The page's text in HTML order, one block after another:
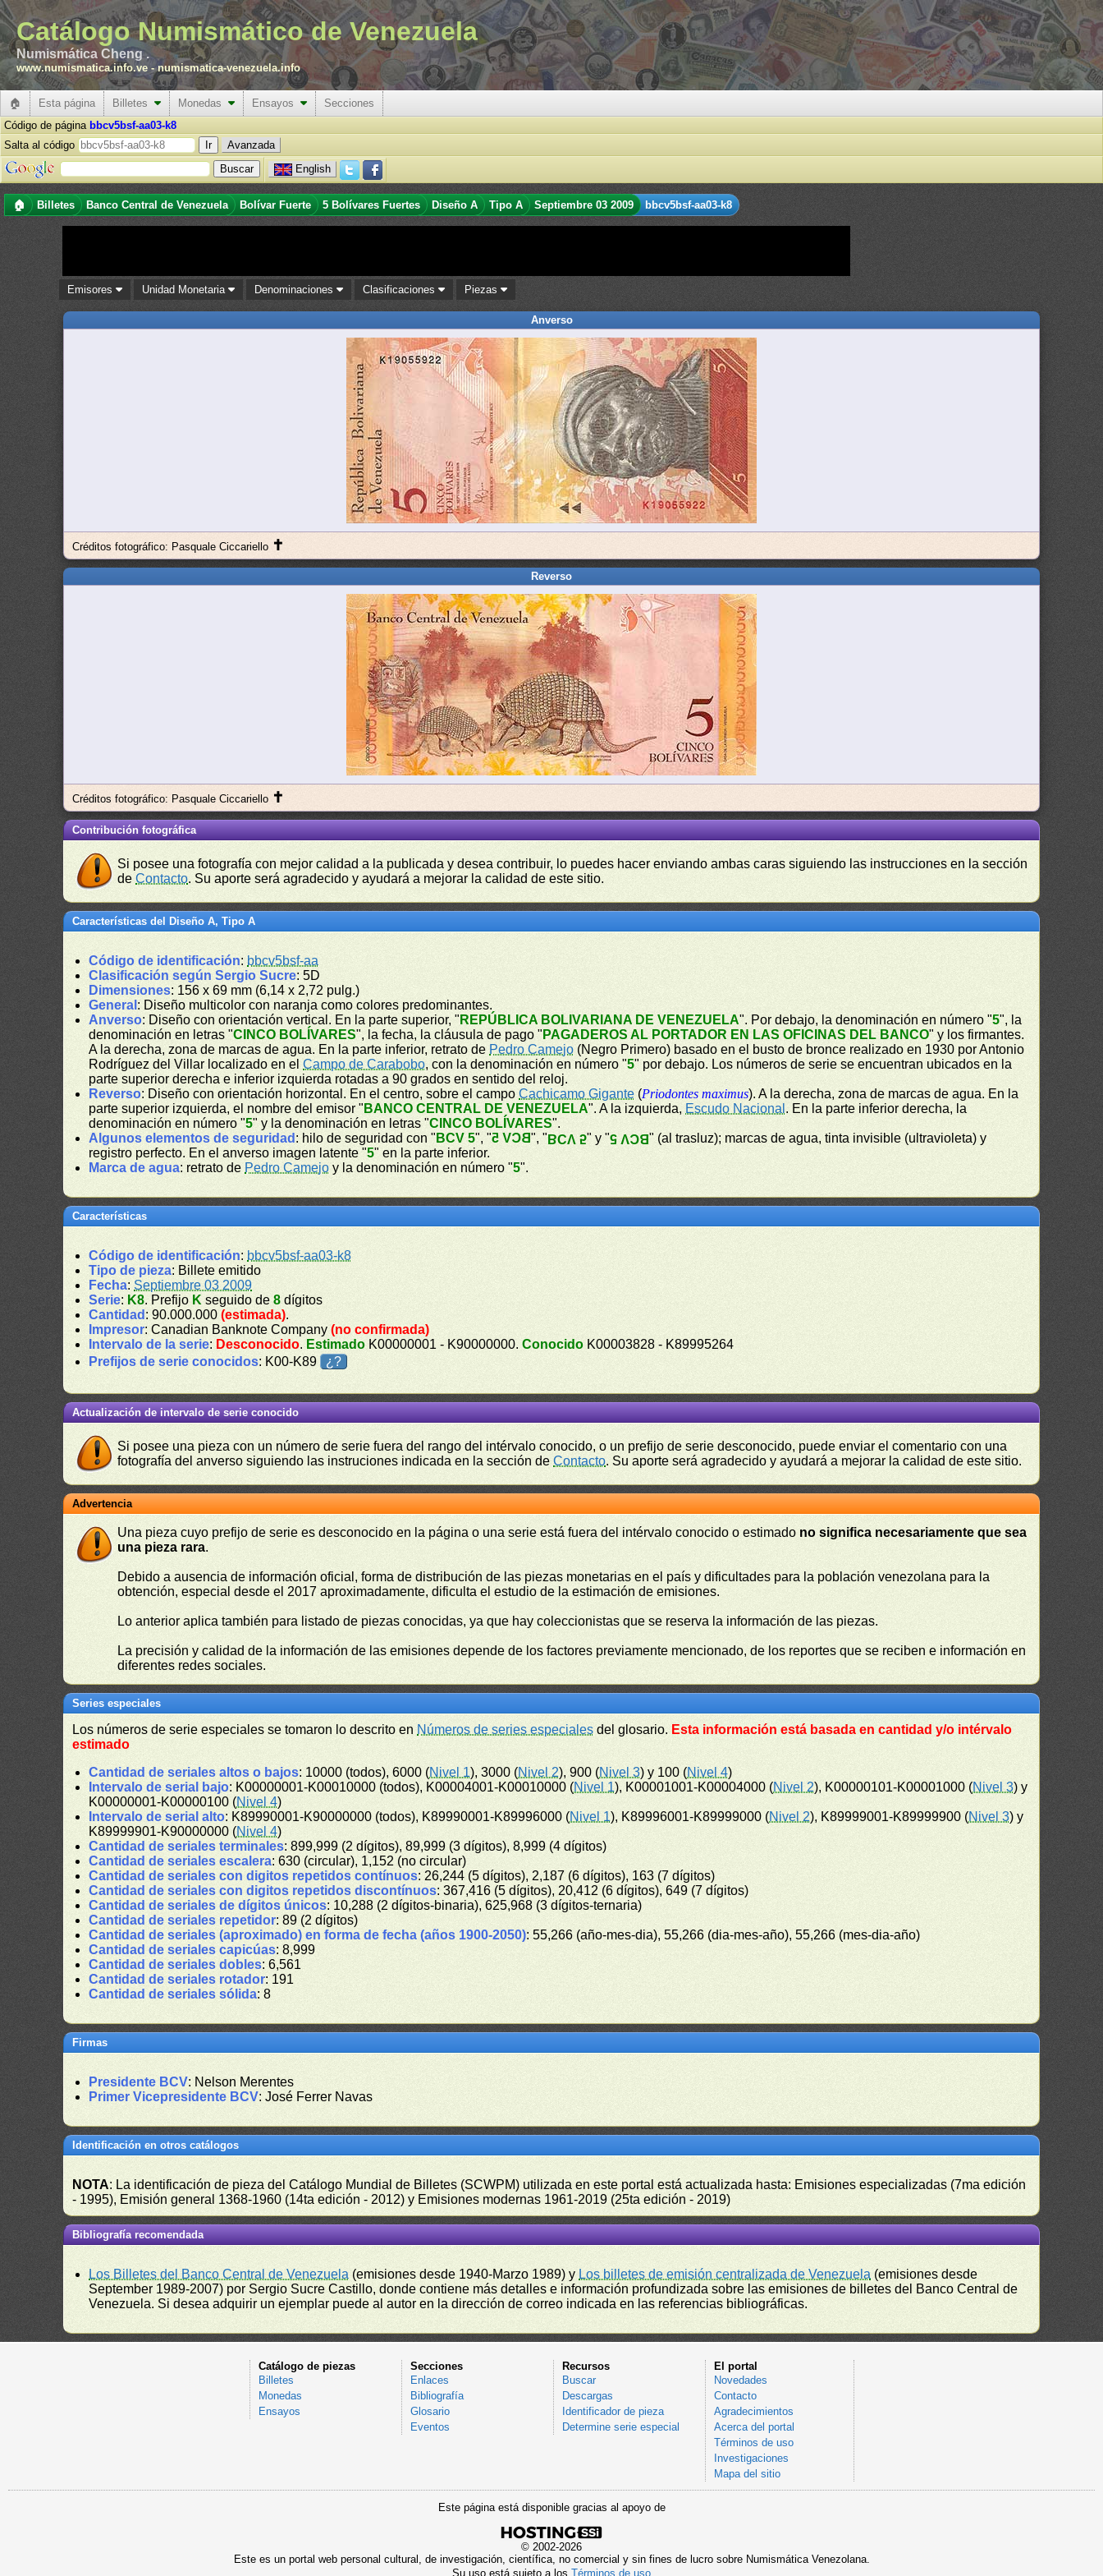
Catálogo Numismático de Venezuela
Numismática Cheng .
www.numismatica.info.ve -numismatica-venezuela.info
🏠 Esta página Billetes Monedas Ensayos
Secciones
Código de página bbcv5bsf-aa03-k8
Salta al código
Avanzada
English
🏠 Billetes Banco Central de Venezuela Bolívar Fuerte 5 Bolívares Fuertes Diseño A Tipo A Septiembre 03 2009 bbcv5bsf-aa03-k8
Emisores Unidad Monetaria Denominaciones Clasificaciones Piezas
Anverso
Créditos fotográfico: Pasquale Ciccariello ✝
Reverso
Créditos fotográfico: Pasquale Ciccariello ✝
Contribución fotográfica
Si posee una fotografía con mejor calidad a la publicada y desea contribuir, lo puedes hacer enviando ambas caras siguiendo las instrucciones en la sección
deContacto. Su aporte será agradecido y ayudará a mejorar la calidad de este sitio.
Características del Diseño A, Tipo A
Código de identificación: bbcv5bsf-aa
Clasificación según Sergio Sucre: 5D
Dimensiones: 156 x 69 mm (6,14 x 2,72 pulg.)
General : Diseño multicolor con naranja como colores predominantes.
Anverso: Diseño con orientación vertical. En la parte superior, " REPÚBLICA BOLIVARIANA DE VENEZUELA". Por debajo, la denominación en número "5", la
denominación en letras "CINCO BOLÍVARES", la fecha, la cláusula de pago " PAGADEROS AL PORTADOR EN LAS OFICINAS DEL BANCO" y los firmantes.
A la derecha, zona de marcas de agua. En la parte inferior, retrato de Pedro Camejo (Negro Primero) basado en el busto de bronce realizado en 1930 por Antonio
Rodríguez del Villar localizado en elCampo de Carabobo, con la denominación en número "5" por debajo. Los números de serie se encuentran ubicados en la
parte superior derecha e inferior izquierda rotadas a 90 grados en sentido del reloj.
Reverso: Diseño con orientación horizontal. En el centro, sobre el campoCachicamo Gigante (Priodontes maximus). A la derecha, zona de marcas de agua. En la
parte superior izquierda, el nombre del emisor " BANCO CENTRAL DE VENEZUELA". A la izquierda, Escudo Nacional . En la parte inferior derecha, la
denominación en número "5" y la denominación en letras "CINCO BOLÍVARES".
Algunos elementos de seguridad : hilo de seguridad con " BCV 5", "BCV 5", "BCV 5" y "BCV 5" (al trasluz); marcas de agua, tinta invisible (ultravioleta) y
registro perfecto. En el anverso imagen latente "5" en la parte inferior.
Marca de agua: retrato de Pedro Camejo y la denominación en número "5".
Características
Código de identificación: bbcv5bsf-aa03-k8
Tipo de pieza: Billete emitido
Fecha: Septiembre 03 2009
Serie: K8. Prefijo K seguido de8 dígitos
Cantidad : 90.000.000(estimada).
Impresor: Canadian Banknote Company(no confirmada)
Intervalo de la serie: Desconocido. Estimado K00000001 - K90000000.Conocido K00003828 - K89995264
Prefijos de serie conocidos: K00-K89 ¿?
Actualización de intervalo de serie conocido
Si posee una pieza con un número de serie fuera del rango del intérvalo conocido, o un prefijo de serie desconocido, puede enviar el comentario con una
fotografía del anverso siguiendo las instruciones indicada en la sección deContacto. Su aporte será agradecido y ayudará a mejorar la calidad de este sitio.
Advertencia
Una pieza cuyo prefijo de serie es desconocido en la página o una serie está fuera del intérvalo conocido o estimado no significa necesariamente que sea
una pieza rara.
Debido a ausencia de información oficial, forma de distribución de las piezas monetarias en el país y dificultades para la población venezolana para la
obtención, especial desde el 2017 aproximadamente, dificulta el estudio de la estimación de emisiones.
Lo anterior aplica también para listado de piezas conocidas, ya que hay coleccionistas que se reserva la información de las piezas.
La precisión y calidad de la información de las emisiones depende de los factores previamente mencionado, de los reportes que se reciben e información en
diferentes redes sociales.
Series especiales
Los números de serie especiales se tomaron lo descrito en Números de series especiales del glosario. Esta información está basada en cantidad y/o intérvalo
estimado
Cantidad de seriales altos o bajos: 10000 (todos), 6000 (Nivel 1), 3000 (Nivel 2), 900 (Nivel 3) y 100 (Nivel 4)
Intervalo de serial bajo: K00000001-K00010000 (todos), K00004001-K00010000 (Nivel 1), K00001001-K00004000 (Nivel 2), K00000101-K00001000 (Nivel 3) y
K00000001-K00000100 (Nivel 4)
Intervalo de serial alto: K89990001-K90000000 (todos), K89990001-K89996000 (Nivel 1), K89996001-K89999000 (Nivel 2), K89999001-K89999900 (Nivel 3) y
K89999901-K90000000 (Nivel 4)
Cantidad de seriales terminales: 899,999 (2 dígitos), 89,999 (3 dígitos), 8,999 (4 dígitos)
Cantidad de seriales escalera: 630 (circular), 1,152 (no circular)
Cantidad de seriales con digitos repetidos contínuos: 26,244 (5 dígitos), 2,187 (6 dígitos), 163 (7 dígitos)
Cantidad de seriales con digitos repetidos discontínuos: 367,416 (5 dígitos), 20,412 (6 dígitos), 649 (7 dígitos)
Cantidad de seriales de dígitos únicos: 10,288 (2 dígitos-binaria), 625,968 (3 dígitos-ternaria)
Cantidad de seriales repetidor: 89 (2 dígitos)
Cantidad de seriales (aproximado) en forma de fecha (años 1900-2050): 55,266 (año-mes-dia), 55,266 (dia-mes-año), 55,266 (mes-dia-año)
Cantidad de seriales capicúas: 8,999
Cantidad de seriales dobles: 6,561
Cantidad de seriales rotador: 191
Cantidad de seriales sólida: 8
Firmas
Presidente BCV: Nelson Merentes
Primer Vicepresidente BCV: José Ferrer Navas
Identificación en otros catálogos
NOTA: La identificación de pieza del Catálogo Mundial de Billetes (SCWPM) utilizada en este portal está actualizada hasta: Emisiones especializadas (7ma edición
- 1995), Emisión general 1368-1960 (14ta edición - 2012) y Emisiones modernas 1961-2019 (25ta edición - 2019)
Bibliografía recomendada
Los Billetes del Banco Central de Venezuela (emisiones desde 1940-Marzo 1989) y Los billetes de emisión centralizada de Venezuela (emisiones desde
September 1989-2007) por Sergio Sucre Castillo, donde contiene más detalles e información profundizada sobre las emisiones de billetes del Banco Central de
Venezuela. Si desea adquirir un ejemplar puede al autor en la dirección de correo indicada en las referencias bibliográficas.
Catálogo de piezas
Billetes
Monedas
Ensayos
Secciones
Enlaces
Bibliografía
Glosario
Eventos
Recursos
Buscar
Descargas
Identificador de pieza
Determine serie especial
El portal
Novedades
Contacto
Agradecimientos
Acerca del portal
Términos de uso
Investigaciones
Mapa del sitio
Este página está disponible gracias al apoyo de
© 2002-2026
Este es un portal web personal cultural, de investigación, científica, no comercial y sin fines de lucro sobre Numismática Venezolana.
Su uso está sujeto a los Términos de uso